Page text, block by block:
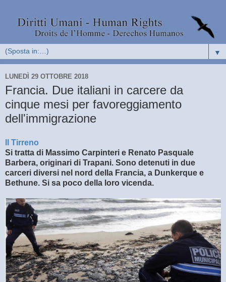
▼
LUNEDÌ 29 OTTOBRE 2018
Francia. Due italiani in carcere da
cinque mesi per favoreggiamento
dell'immigrazione
Il Tirreno
Si tratta di Massimo Carpinteri e Renato Pasquale
Barbera, originari di Trapani. Sono detenuti in due
carceri diversi nel nord della Francia, a Dunkerque e
Bethune. Si sa poco della loro vicenda.